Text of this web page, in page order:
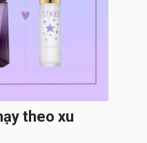
theo xu